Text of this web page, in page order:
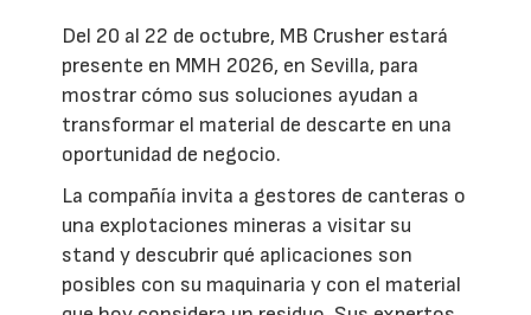
Del 20 al 22 de octubre, MB Crusher estará
presente en MMH 2026, en Sevilla, para
mostrar cómo sus soluciones ayudan a
transformar el material de descarte en una
oportunidad de negocio.
La compañía invita a gestores de canteras o
una explotaciones mineras a visitar su
stand y descubrir qué aplicaciones son
posibles con su maquinaria y con el material